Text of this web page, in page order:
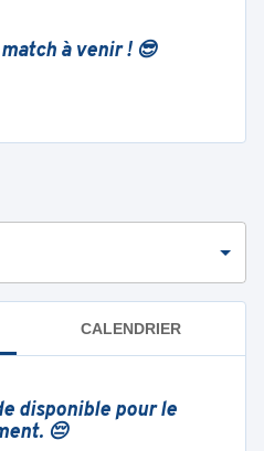
à venir ! 😎
CALENDRIER
disponible pour le
😔